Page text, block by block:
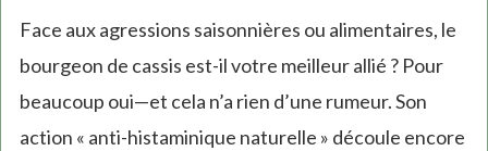
Face aux agressions saisonnières ou alimentaires, le
bourgeon de cassis est-il votre meilleur allié ? Pour
beaucoup oui—et cela n’a rien d’une rumeur. Son
action « anti-histaminique naturelle » découle encore